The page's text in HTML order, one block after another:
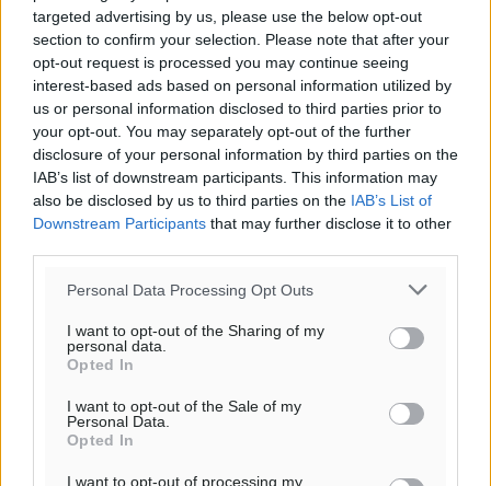
targeted advertising by us, please use the below opt-out
section to confirm your selection. Please note that after your
opt-out request is processed you may continue seeing
interest-based ads based on personal information utilized by
us or personal information disclosed to third parties prior to
your opt-out. You may separately opt-out of the further
disclosure of your personal information by third parties on the
IAB’s list of downstream participants. This information may
also be disclosed by us to third parties on the IAB’s List of
Downstream Participants that may further disclose it to other
Personal Data Processing Opt Outs
I want to opt-out of the Sharing of my
personal data.
Opted In
I want to opt-out of the Sale of my
Personal Data.
Opted In
I want to opt-out of processing my